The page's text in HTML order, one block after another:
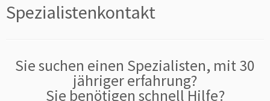
Spezialistenkontakt
Sie suchen einen Spezialisten, mit 30
jähriger erfahrung?
Sie benötigen schnell Hilfe?